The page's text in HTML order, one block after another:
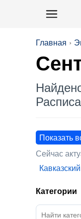
Главная
Показать
Сейчас
Категории